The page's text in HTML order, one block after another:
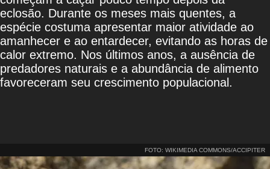
eclosão. Durante os meses mais quentes, a
espécie costuma apresentar maior atividade ao
amanhecer e ao entardecer, evitando as horas de
calor extremo. Nos últimos anos, a ausência de
predadores naturais e a abundância de alimento
favoreceram seu crescimento populacional.
FOTO: WIKIMEDIA COMMONS/ACCIPITER